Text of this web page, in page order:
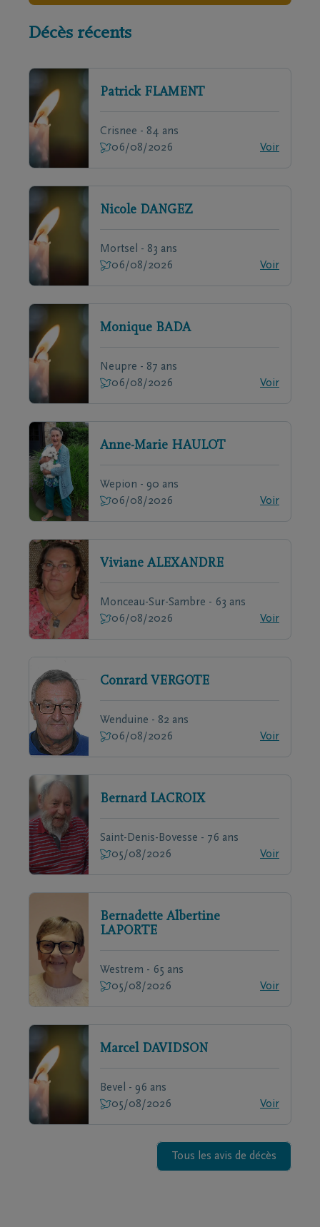
Décès récents
Patrick FLAMENT
Crisnee - 84 ans
06/08/2026
Voir
Nicole DANGEZ
Mortsel - 83 ans
06/08/2026
Voir
Monique BADA
Neupre - 87 ans
06/08/2026
Voir
Anne-Marie HAULOT
Wepion - 90 ans
06/08/2026
Voir
Viviane ALEXANDRE
Monceau-Sur-Sambre - 63 ans
06/08/2026
Voir
Conrard VERGOTE
Wenduine - 82 ans
06/08/2026
Voir
Bernard LACROIX
Saint-Denis-Bovesse - 76 ans
05/08/2026
Voir
Bernadette Albertine
LAPORTE
Westrem - 65 ans
05/08/2026
Voir
Marcel DAVIDSON
Bevel - 96 ans
05/08/2026
Voir
Tous les avis de décès